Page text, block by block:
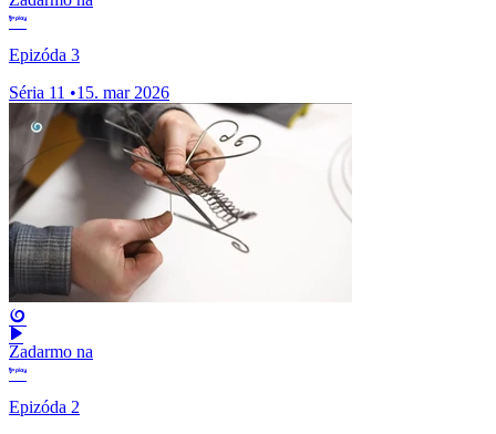
Epizóda 3
Séria 11 •15. mar 2026
Zadarmo na
Epizóda 2